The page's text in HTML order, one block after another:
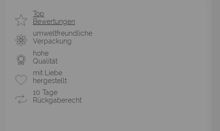
Top
Bewertungen
umweltfreundliche
Verpackung
hohe
Qualität
mit Liebe
hergestellt
10 Tage
Rückgaberecht